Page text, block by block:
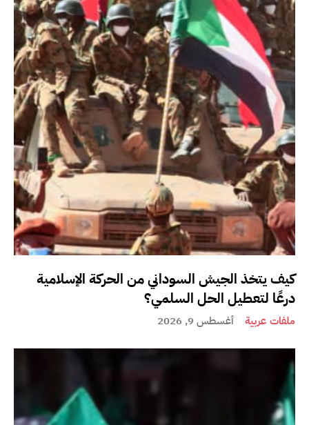
كيف يتخذ الجيش السوداني من الحركة الإسلامية
درعًا لتعطيل الحل السلمي؟
ملفات عربية أغسطس 9, 2026